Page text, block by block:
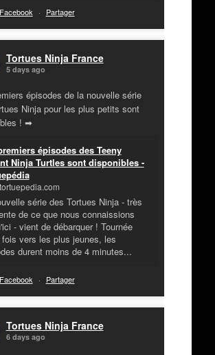
· Partager
Tortues Ninja France
5 days ago
épisodes de la nouvelle série
Ninja pour les plus petits sont
! ➡
épisodes des Teeny
Ninja Turtles sont disponibles -
série des Tortues Ninja - très
de ce que nous connaissions
- vient de débarquer ! Tournée
vers les plus jeunes, les
durent moins de 4 minutes...
· Partager
Tortues Ninja France
6 days ago